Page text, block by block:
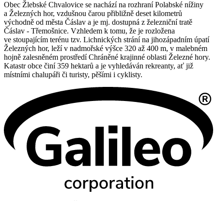
Obec Žlebské Chvalovice se nachází na rozhraní Polabské nížiny
a Železných hor, vzdušnou čarou přibližně deset kilometrů
východně od města Čáslav a je mj. dostupná z železniční tratě
Čáslav - Třemošnice. Vzhledem k tomu, že je rozložena
ve stoupajícím terénu tzv. Lichnických strání na jihozápadním úpatí
Železných hor, leží v nadmořské výšce 320 až 400 m, v malebném
hojně zalesněném prostředí Chráněné krajinné oblasti Železné hory.
Katastr obce činí 359 hektarů a je vyhledáván rekreanty, ať již
místními chalupáři či turisty, pěšími i cyklisty.